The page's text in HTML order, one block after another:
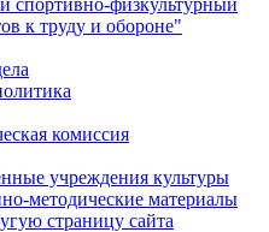
спортивно-физкультурный
к труду и обороне"
комиссия
учреждения культуры
методические материалы
страницу сайта